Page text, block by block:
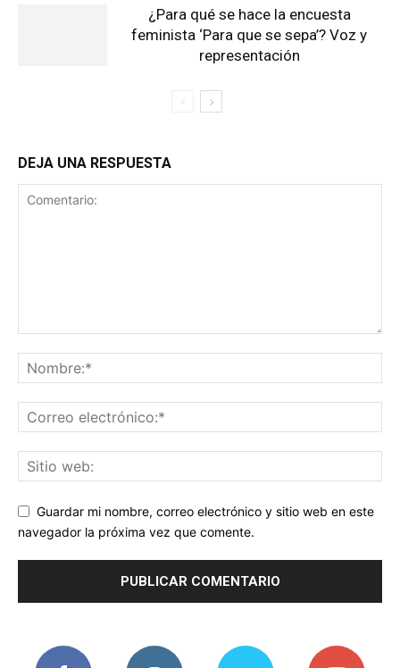
¿Para qué se hace la encuesta
feminista ‘Para que se sepa’? Voz y
representación
DEJA UNA RESPUESTA
Guardar mi nombre, correo electrónico y sitio web en este
navegador la próxima vez que comente.